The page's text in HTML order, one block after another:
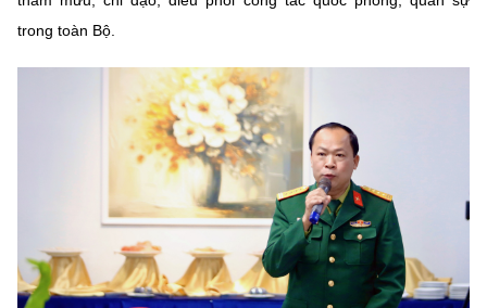
trong toàn Bộ.